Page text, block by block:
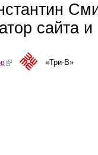
сайта
(link is external)«Три-В»